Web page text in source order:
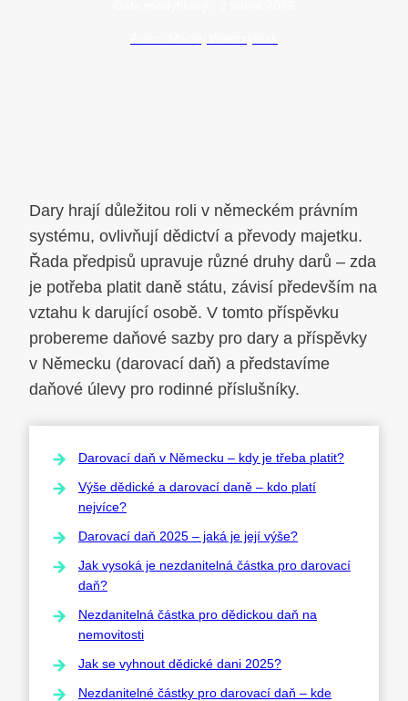
Dary hrají důležitou roli v německém právním
systému, ovlivňují dědictví a převody majetku.
Řada předpisů upravuje různé druhy darů – zda
je potřeba platit daně státu, závisí především na
vztahu k darující osobě. V tomto příspěvku
probereme daňové sazby pro dary a příspěvky
v Německu (darovací daň) a představíme
daňové úlevy pro rodinné příslušníky.
Darovací daň v Německu – kdy je třeba platit?
Výše dědické a darovací daně – kdo platí
nejvíce?
Darovací daň 2025 – jaká je její výše?
Jak vysoká je nezdanitelná částka pro darovací
daň?
Nezdanitelná částka pro dědickou daň na
nemovitosti
Jak se vyhnout dědické dani 2025?
Nezdanitelné částky pro darovací daň – kde